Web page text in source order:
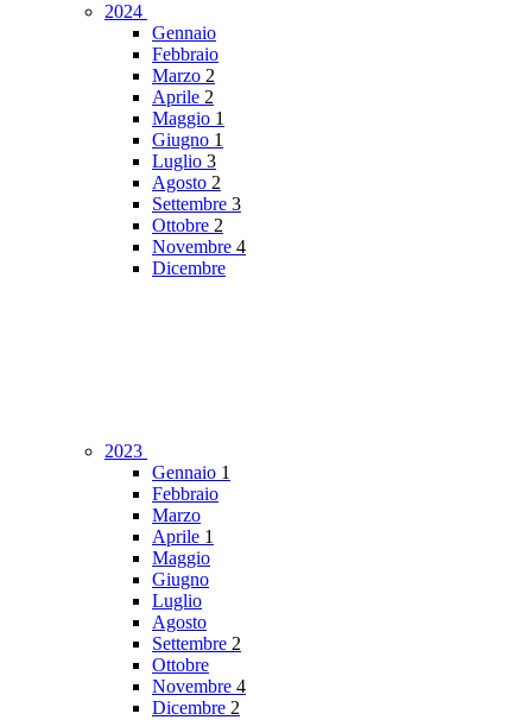
2024
Gennaio
Febbraio
Marzo 2
Aprile 2
Maggio 1
Giugno 1
Luglio 3
Agosto 2
Settembre 3
Ottobre 2
Novembre 4
Dicembre
2023
Gennaio 1
Febbraio
Marzo
Aprile 1
Maggio
Giugno
Luglio
Agosto
Settembre 2
Ottobre
Novembre 4
Dicembre 2